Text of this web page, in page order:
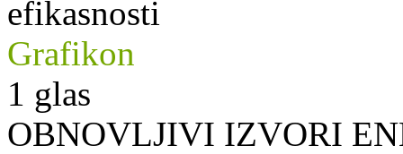
efikasnosti
Grafikon
1 glas
OBNOVLJIVI IZVORI